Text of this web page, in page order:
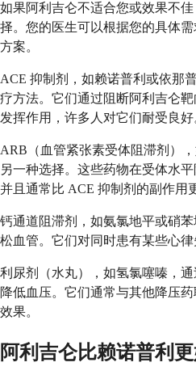
如果阿利吉仑不适合您或效果不
择。您的医生可以根据您的具体
方案。
ACE 抑制剂，如赖诺普利或依那
疗方法。它们通过阻断阿利吉仑
发挥作用，许多人对它们耐受良好
ARB（血管紧张素受体阻滞剂）
另一种选择。这些药物在受体水
并且通常比 ACE 抑制剂的副作用
钙通道阻滞剂，如氨氯地平或硝
松血管。它们对同时患有某些心律
利尿剂（水丸），如氢氯噻嗪，
降低血压。它们通常与其他降压
效果。
阿利吉仑比赖诺普利